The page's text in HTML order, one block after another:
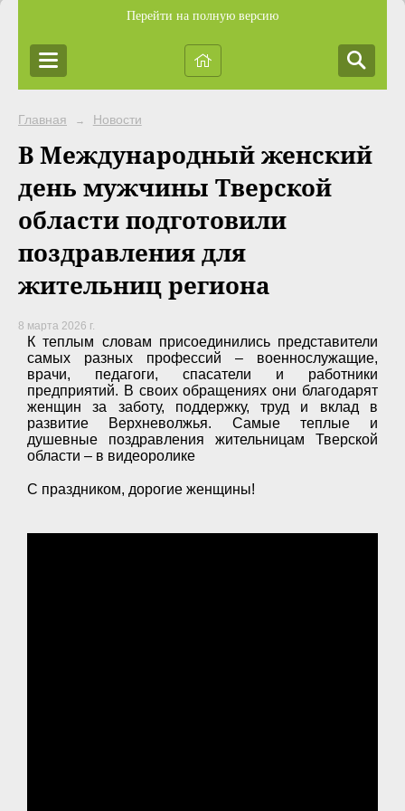
Перейти на полную версию
Главная → Новости
В Международный женский
день мужчины Тверской
области подготовили
поздравления для
жительниц региона
8 марта 2026 г.
К теплым словам присоединились представители
самых разных профессий – военнослужащие,
врачи, педагоги, спасатели и работники
предприятий. В своих обращениях они благодарят
женщин за заботу, поддержку, труд и вклад в
развитие Верхневолжья. Самые теплые и
душевные поздравления жительницам Тверской
области – в видеоролике
С праздником, дорогие женщины!